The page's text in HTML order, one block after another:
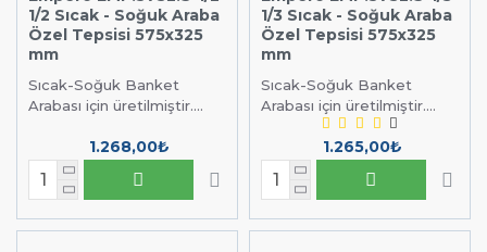
1/2 Sıcak - Soğuk Araba
Özel Tepsisi 575x325
mm
Sıcak-Soğuk Banket
Arabası için üretilmiştir....
1.268,00₺
1/3 Sıcak - Soğuk Araba
Özel Tepsisi 575x325
mm
Sıcak-Soğuk Banket
Arabası için üretilmiştir....
1.265,00₺